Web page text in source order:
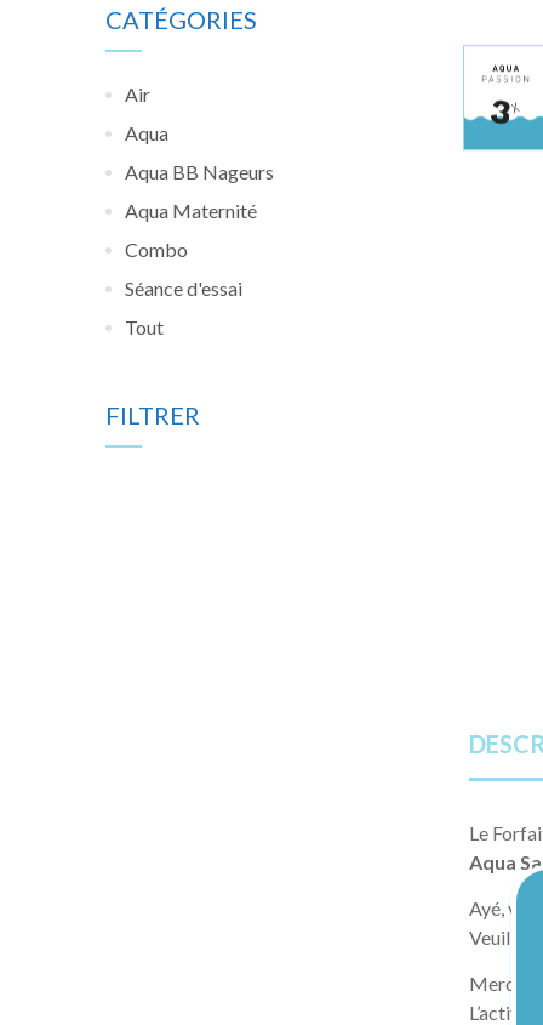
Le
Aqua
Ayé,
Veuillez
Merci
CATÉGORIES
Air
Aqua
Aqua BB Nageurs
Aqua Maternité
Combo
Séance d'essai
Tout
FILTRER